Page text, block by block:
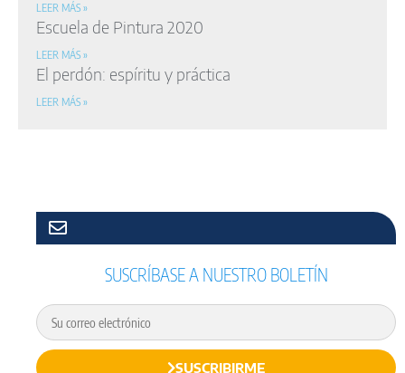
LEER MÁS »
Escuela de Pintura 2020
LEER MÁS »
El perdón: espíritu y práctica
LEER MÁS »
SUSCRÍBASE A NUESTRO BOLETÍN
SUSCRIBIRME